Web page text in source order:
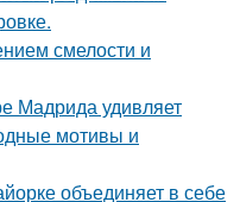
смелости и
Мадрида удивляет
мотивы и
объединяет в себе